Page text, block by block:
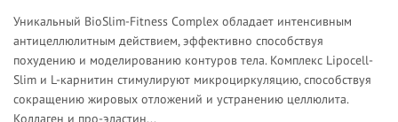
Уникальный BioSlim-Fitness Complex обладает интенсивным
антицеллюлитным действием, эффективно способствуя
похудению и моделированию контуров тела. Koмплекс Lipocell-
Slim и L-карнитин стимулируют микроциркуляцию, способствуя
сокращению жировых отложений и устранению целлюлита.
Koллаген и про-эластин...